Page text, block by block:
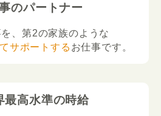
のパートナー
、第2の家族のような
サポートする お仕事です。
最高水準の時給